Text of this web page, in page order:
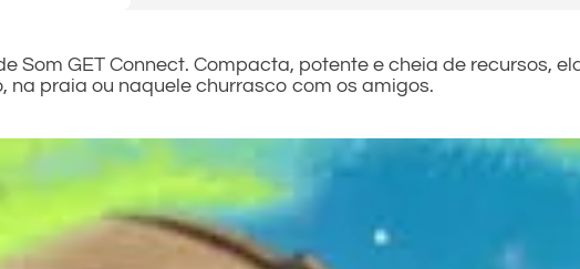
Som GET Connect. Compacta, potente e cheia de recursos,
praia ou naquele churrasco com os amigos.